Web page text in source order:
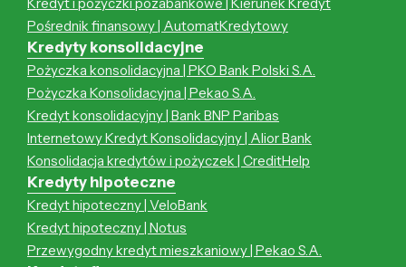
Pośrednik finansowy | AutomatKredytowy
Kredyty konsolidacyjne
Pożyczka konsolidacyjna | PKO Bank Polski S.A.
Pożyczka Konsolidacyjna | Pekao S.A.
Kredyt konsolidacyjny | Bank BNP Paribas
Internetowy Kredyt Konsolidacyjny | Alior Bank
Konsolidacja kredytów i pożyczek | CreditHelp
Kredyty hipoteczne
Kredyt hipoteczny | VeloBank
Kredyt hipoteczny | Notus
Przewygodny kredyt mieszkaniowy | Pekao S.A.